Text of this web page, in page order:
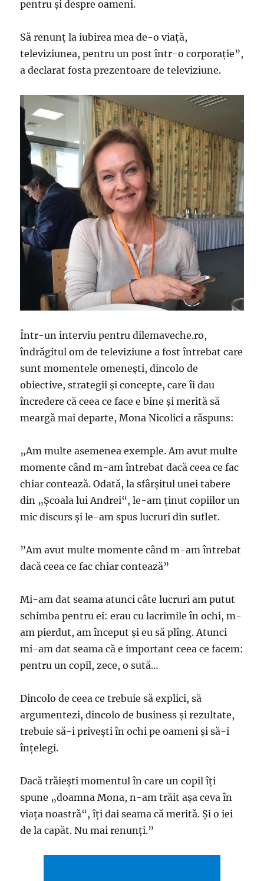
pentru şi despre oameni.
Să renunţ la iubirea mea de-o viaţă,
televiziunea, pentru un post într-o corporaţie”,
a declarat fosta prezentoare de televiziune.
Într-un interviu pentru dilemaveche.ro,
îndrăgitul om de televiziune a fost întrebat care
sunt momentele omenești, dincolo de
obiective, strategii și concepte, care îi dau
încredere că ceea ce face e bine și merită să
meargă mai departe, Mona Nicolici a răspuns:
„Am multe asemenea exemple. Am avut multe
momente când m-am întrebat dacă ceea ce fac
chiar contează. Odată, la sfârşitul unei tabere
din „Şcoala lui Andrei“, le-am ţinut copiilor un
mic discurs şi le-am spus lucruri din suflet.
”Am avut multe momente când m-am întrebat
dacă ceea ce fac chiar contează”
Mi-am dat seama atunci câte lucruri am putut
schimba pentru ei: erau cu lacrimile în ochi, m-
am pierdut, am început şi eu să plîng. Atunci
mi-am dat seama că e important ceea ce facem:
pentru un copil, zece, o sută…
Dincolo de ceea ce trebuie să explici, să
argumentezi, dincolo de business şi rezultate,
trebuie să-i priveşti în ochi pe oameni şi să-i
înţelegi.
Dacă trăieşti momentul în care un copil îţi
spune „doamna Mona, n-am trăit aşa ceva în
viaţa noastră“, îţi dai seama că merită. Şi o iei
de la capăt. Nu mai renunţi.”